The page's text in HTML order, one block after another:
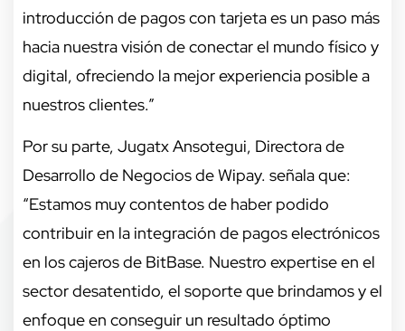
introducción de pagos con tarjeta es un paso más
hacia nuestra visión de conectar el mundo físico y
digital, ofreciendo la mejor experiencia posible a
nuestros clientes.”
Por su parte, Jugatx Ansotegui, Directora de
Desarrollo de Negocios de Wipay. señala que:
“Estamos muy contentos de haber podido
contribuir en la integración de pagos electrónicos
en los cajeros de BitBase. Nuestro expertise en el
sector desatentido, el soporte que brindamos y el
enfoque en conseguir un resultado óptimo